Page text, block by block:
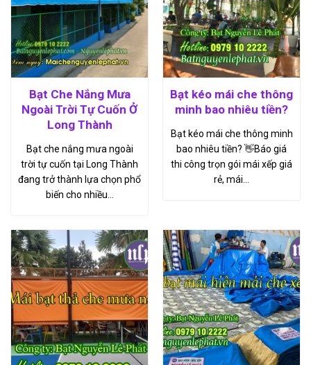
Bạt Che Nắng Mưa
Ngoài Trời Tự Cuốn Ở
Long Thành
Bạt che nắng mưa ngoài
trời tự cuốn tại Long Thành
đang trở thành lựa chọn phổ
biến cho nhiều…
Bạt kéo mái che thông
minh bao nhiêu tiền?
Bạt kéo mái che thông minh
bao nhiêu tiền? 👋Báo giá
thi công trọn gói mái xếp giá
rẻ, mái…